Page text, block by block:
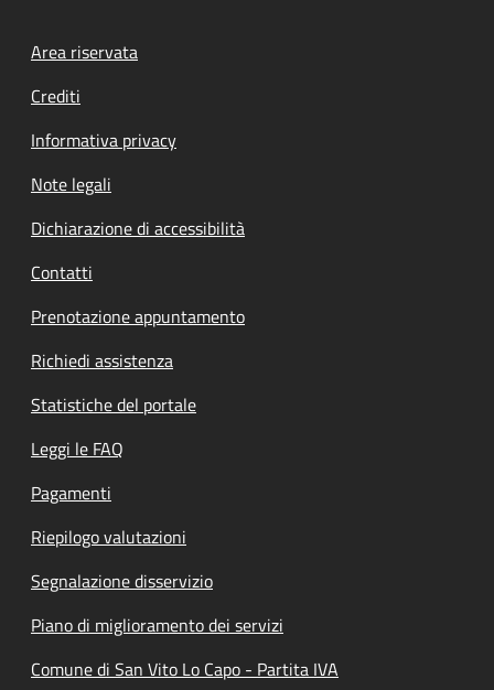
Footer menu
Area riservata
Crediti
Informativa privacy
Note legali
Dichiarazione di accessibilità
Contatti
Prenotazione appuntamento
Richiedi assistenza
Statistiche del portale
Leggi le FAQ
Pagamenti
Riepilogo valutazioni
Segnalazione disservizio
Piano di miglioramento dei servizi
Comune di San Vito Lo Capo - Partita IVA